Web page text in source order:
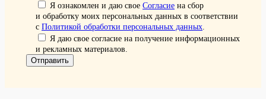
Я ознакомлен и даю свое Согласие на сбор
и обработку моих персональных данных в соответствии
с Политикой обработки персональных данных
Я даю свое согласие на получение информационных
и рекламных материалов.